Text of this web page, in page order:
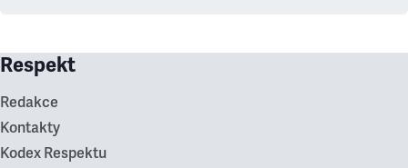
Respekt
Redakce
Kontakty
Kodex Respektu